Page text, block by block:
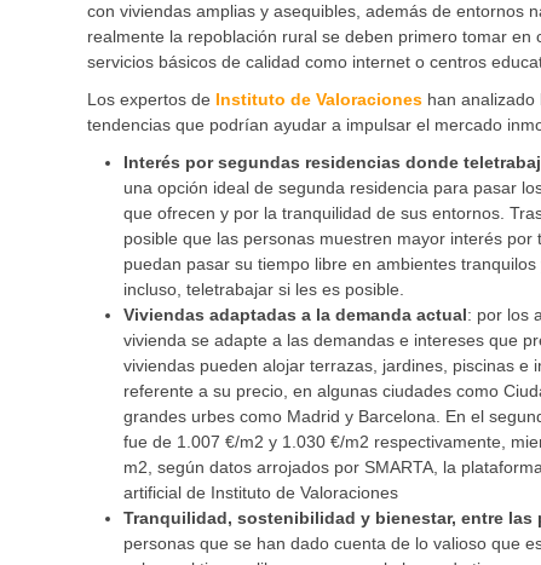
con viviendas amplias y asequibles, además de entornos
realmente la repoblación rural se deben primero tomar
servicios básicos de calidad como internet o centros
Los expertos de Instituto de Valoraciones han
tendencias que podrían ayudar a impulsar el mercado
Interés por segundas residencias donde
una opción ideal de segunda residencia para pasar
que ofrecen y por la tranquilidad de sus entornos.
posible que las personas muestren mayor interés
puedan pasar su tiempo libre en ambientes
incluso, teletrabajar si les es posible.
Viviendas adaptadas a la demanda actual: por los
vivienda se adapte a las demandas e intereses que
viviendas pueden alojar terrazas, jardines, piscinas
referente a su precio, en algunas ciudades como
grandes urbes como Madrid y Barcelona. En el
fue de 1.007 €/m2 y 1.030 €/m2 respectivamente,
m2, según datos arrojados por SMARTA, la
artificial de Instituto de Valoraciones
Tranquilidad, sostenibilidad y bienestar, entre las
personas que se han dado cuenta de lo valioso que